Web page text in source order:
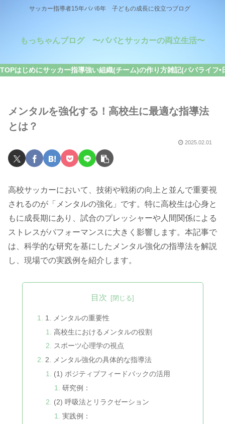
サッカー指導者15年パパ6年 子どもの成長に役立つブログ
もっちゃんブログ 〜パパとサッカーの両立生活〜
TOPはじめにサッカー指導強い組織(チーム)の作り方雑記(パパライフ•
メンタルを強化する！高校生に最適な指導法
とは？
2025.02.01
高校サッカーにおいて、技術や戦術の向上と並んで重要視
されるのが「メンタルの強化」です。特に高校生は心身と
もに成長期にあり、試合のプレッシャーや人間関係による
ストレスがパフォーマンスに大きく影響します。本記事で
は、科学的な研究を基にしたメンタル強化の指導法を解説
し、現場での実践例を紹介します。
目次
1. メンタルの重要性
高校生におけるメンタルの役割
スポーツ心理学の視点
2. メンタル強化の具体的な指導法
(1) ポジティブフィードバックの活用
研究例：
(2) 呼吸法とリラクゼーション
実践例：